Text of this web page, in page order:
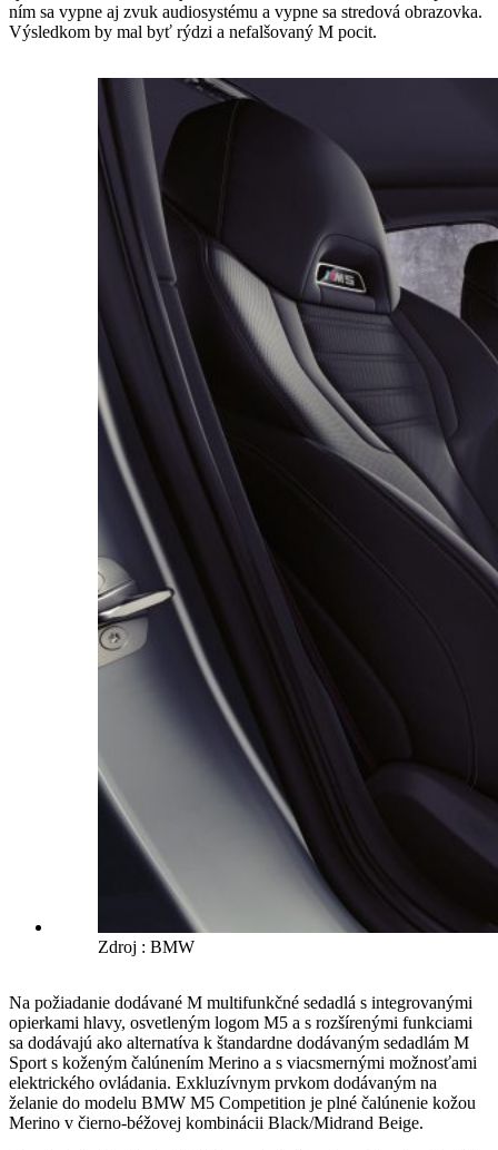
ním sa vypne aj zvuk audiosystému a vypne sa stredová obrazovka.
Výsledkom by mal byť rýdzi a nefalšovaný M pocit.
Zdroj : BMW
Na požiadanie dodávané M multifunkčné sedadlá s integrovanými
opierkami hlavy, osvetleným logom M5 a s rozšírenými funkciami
sa dodávajú ako alternatíva k štandardne dodávaným sedadlám M
Sport s koženým čalúnením Merino a s viacsmernými možnosťami
elektrického ovládania. Exkluzívnym prvkom dodávaným na
želanie do modelu BMW M5 Competition je plné čalúnenie kožou
Merino v čierno-béžovej kombinácii Black/Midrand Beige.